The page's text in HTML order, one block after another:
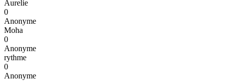
Aurelie
0
Anonyme
Moha
0
Anonyme
rythme
0
Anonyme